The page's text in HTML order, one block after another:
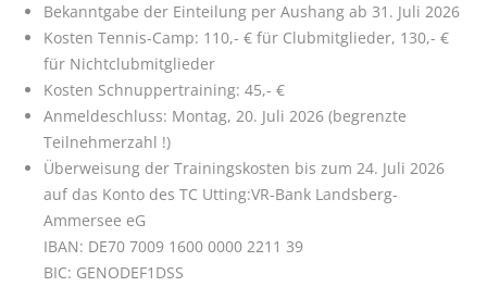
Bekanntgabe der Einteilung per Aushang ab 31. Juli 2026
Kosten Tennis-Camp: 110,- € für Clubmitglieder, 130,- €
für Nichtclubmitglieder
Kosten Schnuppertraining: 45,- €
Anmeldeschluss: Montag, 20. Juli 2026 (begrenzte
Teilnehmerzahl !)
Überweisung der Trainingskosten bis zum 24. Juli 2026
auf das Konto des TC Utting:VR-Bank Landsberg-
Ammersee eG
IBAN: DE70 7009 1600 0000 2211 39
BIC: GENODEF1DSS